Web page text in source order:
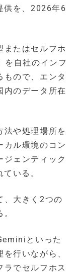
供を、2026年6
またはセルフホ
を自社のインフ
ので、エンタ
内のデータ所在
法や処理場所を
カル環境のコン
ェンティック
いる。
、大きく2つの
といった
行いながら、
ラでセルフホス